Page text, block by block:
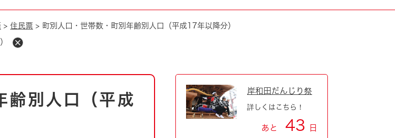
生涯学習・スポーツ
・契約情報 まちづくり・協働
福祉・介護
スポット 総合計画
職員採用情報
の案内
オープンデータ
> 住民票 > 町別人口・世帯数・町別年齢別人口（平成17年以降分）
齢別人口（平成
岸和田だんじり祭
詳しくはこちら！
あと 43 日